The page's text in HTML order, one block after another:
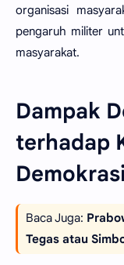
organisasi
pengaruh militer
masyarakat.
Dampak
terhadap
Demokrasi
Baca Juga:
Tegas atau